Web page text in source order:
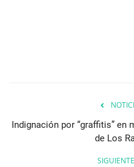
Indignación por “graffitis” en
de Los